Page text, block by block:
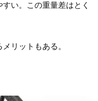
い。この重量差はとく
リットもある。